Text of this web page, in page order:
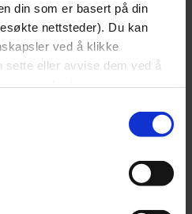
din som er basert på din
nettsteder). Du kan
ved å klikke
sette eller avvise dem ved å